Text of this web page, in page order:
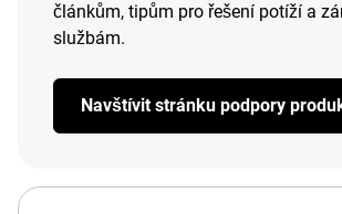
článkům, tipům pro řešení potíží a
službám.
Navštívit stránku podpory